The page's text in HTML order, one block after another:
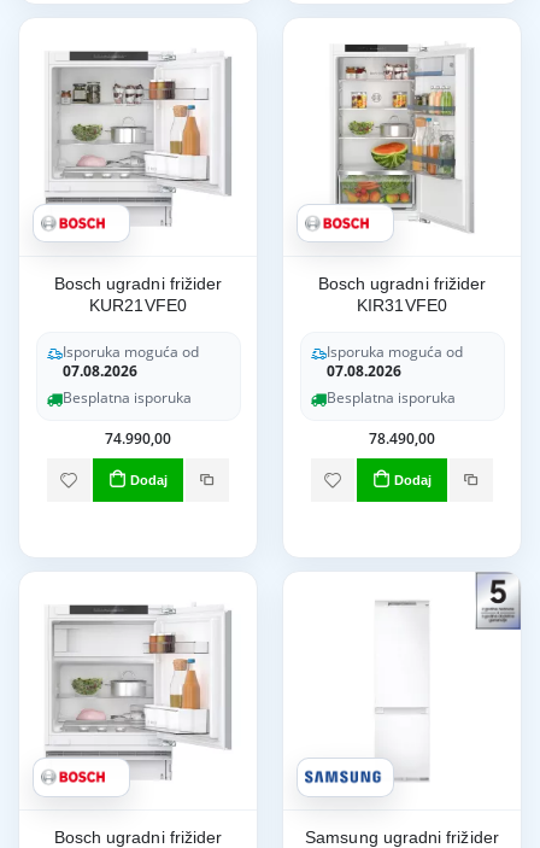
Bosch ugradni frižider
KUR21VFE0
Isporuka moguća od
07.08.2026
Besplatna isporuka
74.990,00
Dodaj
Bosch ugradni frižider
KIR31VFE0
Isporuka moguća od
07.08.2026
Besplatna isporuka
78.490,00
Dodaj
Bosch ugradni frižider
Samsung ugradni frižider